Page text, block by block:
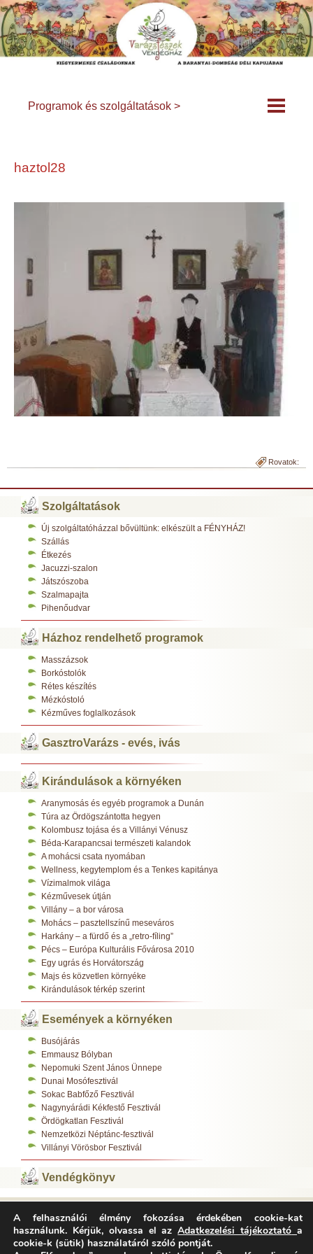
Programok és szolgáltatások >
haztol28
Rovatok:
Szolgáltatások
Új szolgáltatóházzal bővültünk: elkészült a FÉNYHÁZ!
Szállás
Étkezés
Jacuzzi-szalon
Játszószoba
Szalmapajta
Pihenőudvar
Házhoz rendelhető programok
Masszázsok
Borkóstolók
Rétes készítés
Mézkóstoló
Kézműves foglalkozások
GasztroVarázs - evés, ivás
Kirándulások a környéken
Aranymosás és egyéb programok a Dunán
Túra az Ördögszántotta hegyen
Kolombusz tojása és a Villányi Vénusz
Béda-Karapancsai természeti kalandok
A mohácsi csata nyomában
Wellness, kegytemplom és a Tenkes kapitánya
Vízimalmok világa
Kézművesek útján
Villány – a bor városa
Mohács – pasztellszínű meseváros
Harkány – a fürdő és a „retro-fíling”
Pécs – Európa Kulturális Fővárosa 2010
Egy ugrás és Horvátország
Majs és közvetlen környéke
Kirándulások térkép szerint
Események a környéken
Busójárás
Emmausz Bólyban
Nepomuki Szent János Ünnepe
Dunai Mosófesztivál
Sokac Babfőző Fesztivál
Nagynyárádi Kékfestő Fesztivál
Ördögkatlan Fesztivál
Nemzetközi Néptánc-fesztivál
Villányi Vörösbor Fesztivál
Vendégkönyv
Varázsfészek Vendégház 7783 Majs, Kossuth L. u. 308.
Tel.:
+36-70/312-0485
E-mail:
A felhasználói élmény fokozása érdekében cookie-kat
használunk. Kérjük, olvassa el azAdatkezelési tájékoztató a
cookie-k (sütik) használatáról szóló pontját.